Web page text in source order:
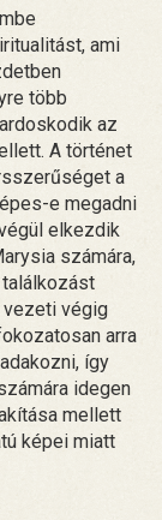
ami
több
az
A történet
a
e megadni
elkezdik
számára,
vezeti végig
arra
így
idegen
mellett
képei miatt